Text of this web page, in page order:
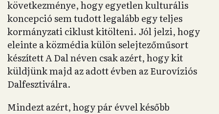
következménye, hogy egyetlen kulturális
koncepció sem tudott legalább egy teljes
kormányzati ciklust kitölteni. Jól jelzi, hogy
eleinte a közmédia külön selejtezőműsort
készített A Dal néven csak azért, hogy kit
küldjünk majd az adott évben az Eurovíziós
Dalfesztiválra.
Mindezt azért, hogy pár évvel később